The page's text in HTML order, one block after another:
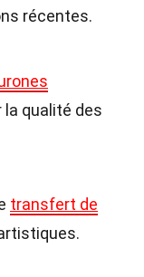
récentes.
la qualité des
transfert de